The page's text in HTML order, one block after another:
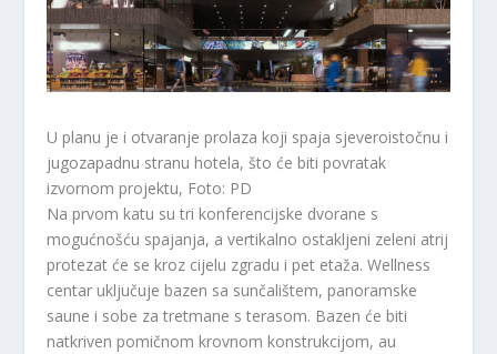
U planu je i otvaranje prolaza koji spaja sjeveroistočnu i
jugozapadnu stranu hotela, što će biti povratak
izvornom projektu, Foto: PD
Na prvom katu su tri konferencijske dvorane s
mogućnošću spajanja, a vertikalno ostakljeni zeleni atrij
protezat će se kroz cijelu zgradu i pet etaža. Wellness
centar uključuje bazen sa sunčalištem, panoramske
saune i sobe za tretmane s terasom. Bazen će biti
natkriven pomičnom krovnom konstrukcijom, au